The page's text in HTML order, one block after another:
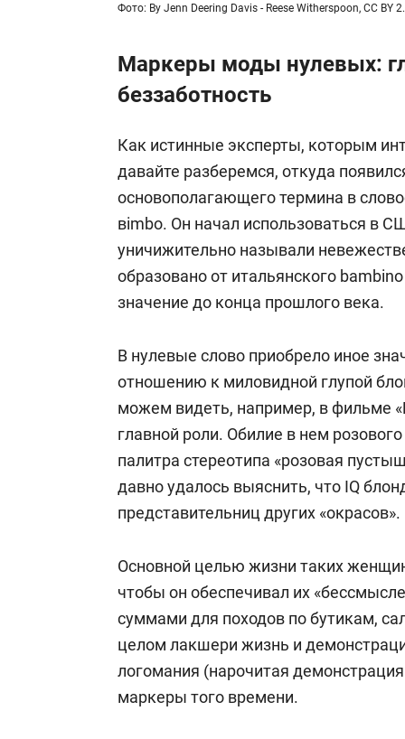
Фото: By Jenn Deering Davis - Reese Witherspoon, CC BY
Маркеры моды нулевых:
беззаботность
Как истинные эксперты, которым
давайте разберемся, откуда
основополагающего термина в
вimbo. Он начал использоваться в
уничижительно называли
образовано от итальянского
значение до конца прошлого века.
В нулевые слово приобрело иное
отношению к миловидной глупой
можем видеть, например, в фильме
главной роли. Обилие в нем
палитра стереотипа «розовая
давно удалось выяснить, что IQ
представительниц других «окрасов».
Основной целью жизни таких
чтобы он обеспечивал их
суммами для походов по бутикам,
целом лакшери жизнь и
логомания (нарочитая
маркеры того времени.